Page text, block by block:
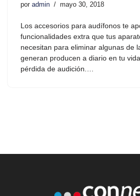
por admin mayo 30, 2018
Los accesorios para audífonos te
funcionalidades extra que tus
necesitan para eliminar algunas de
generan producen a diario en tu
pérdida de audición.…